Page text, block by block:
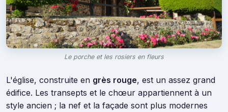
Le porche et les rosiers en fleurs
L'église, construite en grès rouge, est un assez grand
édifice. Les transepts et le chœur appartiennent à un
style ancien ; la nef et la façade sont plus modernes